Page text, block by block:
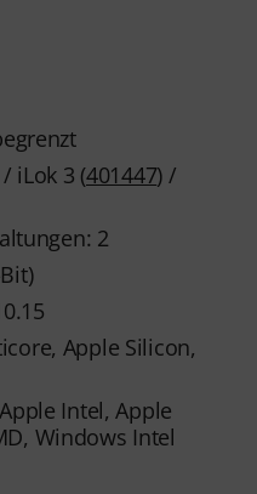
iLok 3 (401447) /
2
Apple Silicon,
Intel, Apple
Windows Intel